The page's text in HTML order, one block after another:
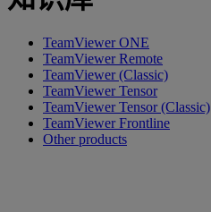
TeamViewer ONE
TeamViewer Remote
TeamViewer (Classic)
TeamViewer Tensor
TeamViewer Tensor (Classic)
TeamViewer Frontline
Other products